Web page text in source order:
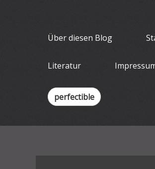
Über diesen Blog
Literatur
perfectible